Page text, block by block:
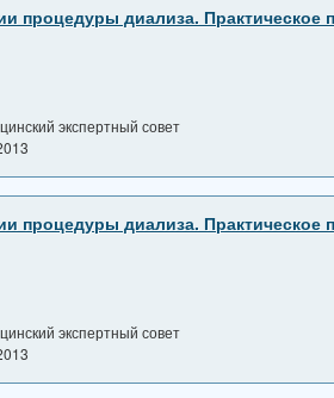
процедуры диализа. Практическое
экспертный совет
процедуры диализа. Практическое
экспертный совет